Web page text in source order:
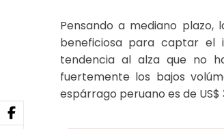
Pensando a mediano
beneficiosa para captar el
tendencia al alza que no
fuertemente los bajos
espárrago peruano es de US$